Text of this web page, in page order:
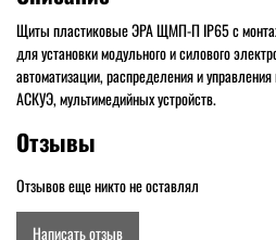
Щиты пластиковые ЭРА ЩМП-П IP65 с
для установки модульного и силового
автоматизации, распределения и
АСКУЭ, мультимедийных устройств.
Отзывы
Отзывов еще никто не оставлял
Написать отзыв